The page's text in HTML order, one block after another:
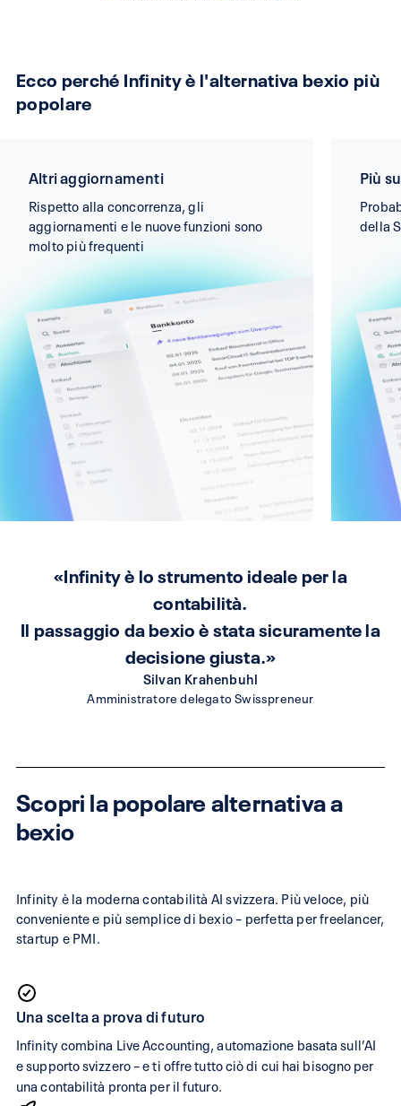
Ecco perché Infinity è l'alternativa bexio più
popolare
Altri aggiornamenti
Rispetto alla concorrenza, gli
aggiornamenti e le nuove funzioni sono
molto più frequenti
Più
della
«Infinity è lo strumento ideale per la
contabilità.
Il passaggio da bexio è stata sicuramente la
decisione giusta.»
Silvan Krahenbuhl
Amministratore delegato Swisspreneur
Scopri la popolare alternativa a
bexio
Infinity è la moderna contabilità AI svizzera. Più veloce, più
conveniente e più semplice di bexio – perfetta per freelancer,
startup e PMI.
Una scelta a prova di futuro
Infinity combina Live Accounting, automazione basata sull’AI
e supporto svizzero – e ti offre tutto ciò di cui hai bisogno per
una contabilità pronta per il futuro.